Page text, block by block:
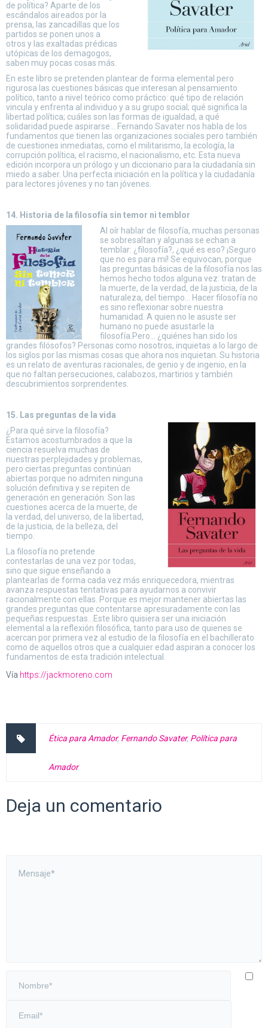
de política? Aparte de los
escándalos aireados por la
prensa, las zancadillas que los
partidos se ponen unos a
otros y las exaltadas prédicas
utópicas de los demagogos,
saben muy pocas cosas más.
En este libro se pretenden plantear de forma elemental pero
rigurosa las cuestiones básicas que interesan al pensamiento
político, tanto a nivel teórico como práctico: qué tipo de relación
vincula y enfrenta al individuo y a su grupo social; qué significa la
libertad política; cuáles son las formas de igualdad, a qué
solidaridad puede aspirarse… Fernando Savater nos habla de los
fundamentos que tienen las organizaciones sociales pero también
de cuestiones inmediatas, como el militarismo, la ecología, la
corrupción política, el racismo, el nacionalismo, etc. Esta nueva
edición incorpora un prólogo y un diccionario para la ciudadanía sin
miedo a saber. Una perfecta iniciación en la política y la ciudadanía
para lectores jóvenes y no tan jóvenes.
14. Historia de la filosofía sin temor ni temblor
Al oír hablar de filosofía, muchas personas
se sobresaltan y algunas se echan a
temblar: ¿filosofía?, ¿qué es eso? ¡Seguro
que no es para mí! Se equivocan, porque
las preguntas básicas de la filosofía nos las
hemos hecho todos alguna vez: tratan de
la muerte, de la verdad, de la justicia, de la
naturaleza, del tiempo… Hacer filosofía no
es sino reflexionar sobre nuestra
humanidad. A quien no le asuste ser
humano no puede asustarle la
filosofía.Pero… ¿quiénes han sido los
grandes filósofos? Personas como nosotros, inquietas a lo largo de
los siglos por las mismas cosas que ahora nos inquietan. Su historia
es un relato de aventuras racionales, de genio y de ingenio, en la
que no faltan persecuciones, calabozos, martirios y también
descubrimientos sorprendentes.
15. Las preguntas de la vida
¿Para qué sirve la filosofía?
Estamos acostumbrados a que la
ciencia resuelva muchas de
nuestras perplejidades y problemas,
pero ciertas preguntas continúan
abiertas porque no admiten ninguna
solución definitiva y se repiten de
generación en generación. Son las
cuestiones acerca de la muerte, de
la verdad, del universo, de la libertad,
de la justicia, de la belleza, del
tiempo.
La filosofía no pretende
contestarlas de una vez por todas,
sino que sigue enseñando a
plantearlas de forma cada vez más enriquecedora, mientras
avanza respuestas tentativas para ayudarnos a convivir
racionalmente con ellas. Porque es mejor mantener abiertas las
grandes preguntas que contentarse apresuradamente con las
pequeñas respuestas…Este libro quisiera ser una iniciación
elemental a la reflexión filosófica, tanto para uso de quienes se
acercan por primera vez al estudio de la filosofía en el bachillerato
como de aquellos otros que a cualquier edad aspiran a conocer los
fundamentos de esta tradición intelectual.
Vía https://jackmoreno.com
Ética para Amador, Fernando Savater, Política para
Amador
Deja un comentario